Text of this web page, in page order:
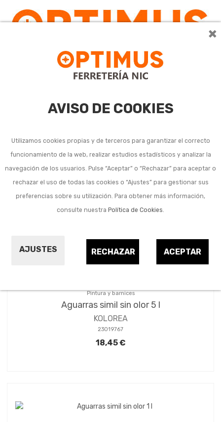
×
AVISO DE COOKIES
Utilizamos cookies propias y de terceros para garantizar el correcto
funcionamiento de la web, realizar estudios estadísticos y analizar la
navegación de los usuarios. Pulse “Aceptar” o “Rechazar” para aceptar o
rechazar el uso de todas las cookies o “Ajustes” para gestionar sus
preferencias sobre su utilización. Para obtener más información,
consulte nuestra Política de Cookies.
AJUSTES ACEPTAR
RECHAZAR
Aguarrás
Ordenar por:
Pintura y barnices
Aguarras simil sin olor 5 l
KOLOREA
23019767
18,45 €